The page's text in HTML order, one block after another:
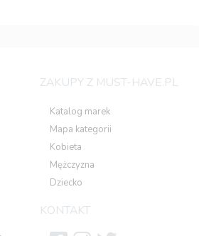
ZAKUPY Z MUST-HAVE.PL
Katalog marek
Mapa kategorii
Kobieta
Mężczyzna
Dziecko
KONTAKT